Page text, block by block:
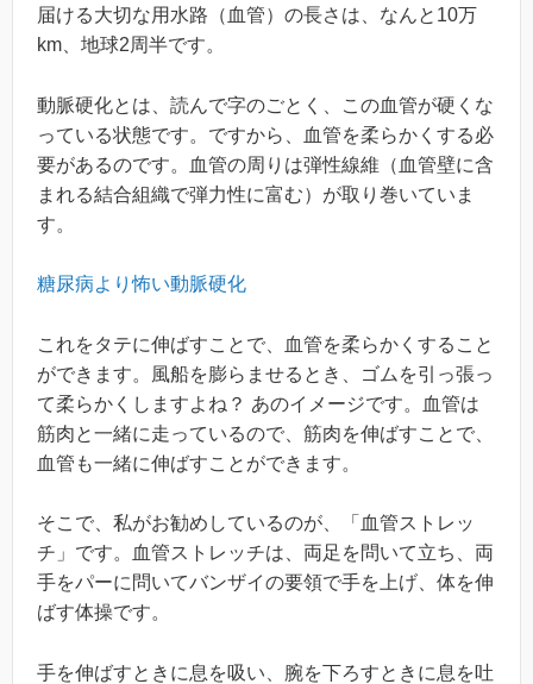
届ける大切な用水路（血管）の長さは、なんと10万
km、地球2周半です。
動脈硬化とは、読んで字のごとく、この血管が硬くな
っている状態です。ですから、血管を柔らかくする必
要があるのです。血管の周りは弾性線維（血管壁に含
まれる結合組織で弾力性に富む）が取り巻いていま
す。
糖尿病より怖い動脈硬化
これをタテに伸ばすことで、血管を柔らかくすること
ができます。風船を膨らませるとき、ゴムを引っ張っ
て柔らかくしますよね？ あのイメージです。血管は
筋肉と一緒に走っているので、筋肉を伸ばすことで、
血管も一緒に伸ばすことができます。
そこで、私がお勧めしているのが、「血管ストレッ
チ」です。血管ストレッチは、両足を問いて立ち、両
手をパーに問いてバンザイの要領で手を上げ、体を伸
ばす体操です。
手を伸ばすときに息を吸い、腕を下ろすときに息を吐